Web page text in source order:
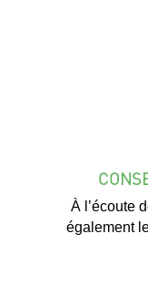
À l’écoute
également